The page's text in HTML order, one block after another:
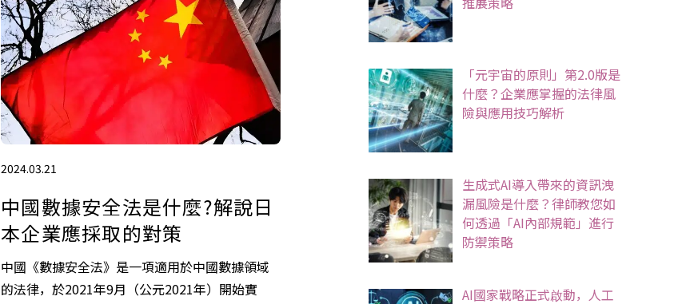
2024.03.21
中國數據安全法是什麼?解說日
本企業應採取的對策
中國《數據安全法》是一項適用於中國數據領域
的法律，於2021年9月（公元2021年）開始實
「元宇宙的原則」第2.0版是
什麼？企業應掌握的法律風
險與應用技巧解析
生成式AI導入帶來的資訊洩
漏風險是什麼？律師教您如
何透過「AI內部規範」進行
防禦策略
AI國家戰略正式啟動，人工